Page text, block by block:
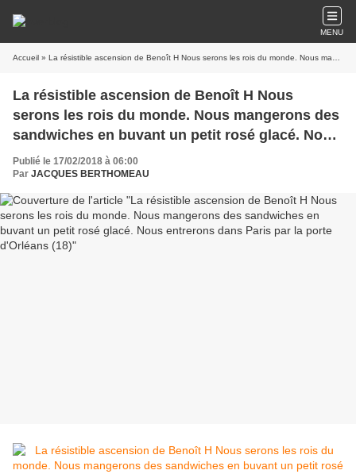
MENU
Accueil » La résistible ascension de Benoît H Nous serons les rois du monde. Nous mangerons des sandwiches en buvant un petit rosé glacé. Nous entrerons dans Paris par la porte d'Orléans (18)
La résistible ascension de Benoît H Nous
serons les rois du monde. Nous mangerons des
sandwiches en buvant un petit rosé glacé. Nous
entrerons dans Paris par la porte d'Orléans (18)
Publié le 17/02/2018 à 06:00
Par JACQUES BERTHOMEAU